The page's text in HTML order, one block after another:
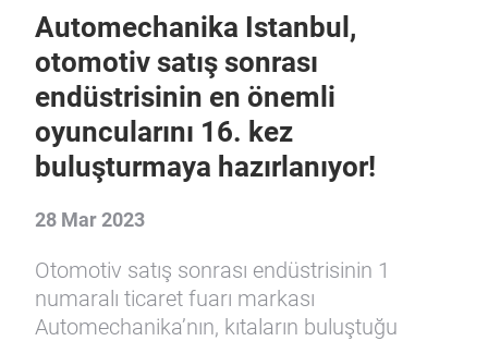
Automechanika Istanbul,
otomotiv satış sonrası
endüstrisinin en önemli
oyuncularını 16. kez
buluşturmaya hazırlanıyor!
28 Mar 2023
Otomotiv satış sonrası endüstrisinin 1
numaralı ticaret fuarı markası
Automechanika’nın, kıtaların buluştuğu